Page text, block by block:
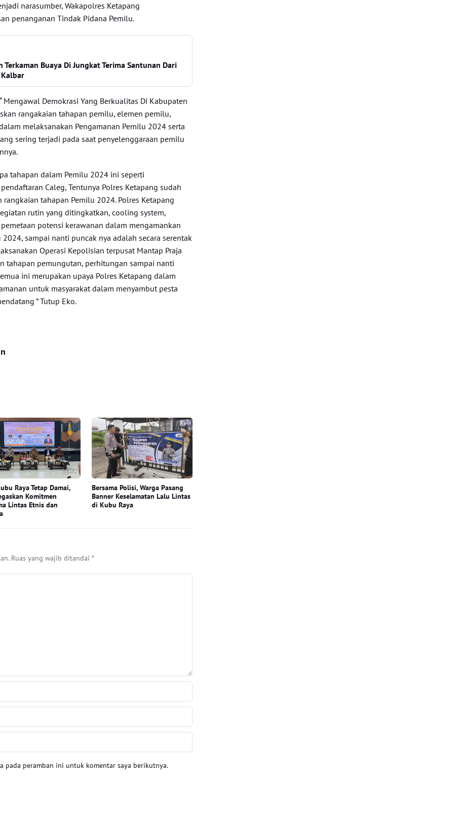
narasumber, Wakapolres Ketapang
penanganan Tindak Pidana Pemilu.
Terkaman Buaya Di Jungkat Terima Santunan Dari
Mengawal Demokrasi Yang Berkualitas Di Kabupaten
rangakaian tahapan pemilu, elemen pemilu,
melaksanakan Pengamanan Pemilu 2024 serta
sering terjadi pada saat penyelenggaraan pemilu
tahapan dalam Pemilu 2024 ini seperti
Caleg, Tentunya Polres Ketapang sudah
tahapan Pemilu 2024. Polres Ketapang
rutin yang ditingkatkan, cooling system,
potensi kerawanan dalam mengamankan
sampai nanti puncak nya adalah secara serentak
Operasi Kepolisian terpusat Mantap Praja
tahapan pemungutan, perhitungan sampai nanti
ini merupakan upaya Polres Ketapang dalam
untuk masyarakat dalam menyambut pesta
” Tutup Eko.
Raya Tetap Damai,
Komitmen
Lintas Etnis dan
Bersama Polisi, Warga Pasang
Banner Keselamatan Lalu Lintas
di Kubu Raya
Ruas yang wajib ditandai *
pada peramban ini untuk komentar saya berikutnya.